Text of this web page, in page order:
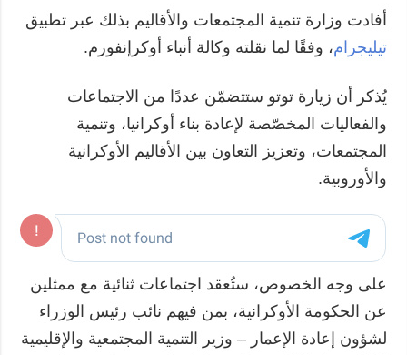
أفادت وزارة تنمية المجتمعات والأقاليم بذلك عبر تطبيق
تيليجرام، وفقًا لما نقلته وكالة أنباء أوكرإنفورم.
يُذكر أن زيارة توتو ستتضمّن عددًا من الاجتماعات
والفعاليات المخصّصة لإعادة بناء أوكرانيا، وتنمية
المجتمعات، وتعزيز التعاون بين الأقاليم الأوكرانية
والأوروبية.
على وجه الخصوص، ستُعقد اجتماعات ثنائية مع ممثلين
عن الحكومة الأوكرانية، بمن فيهم نائب رئيس الوزراء
لشؤون إعادة الإعمار – وزير التنمية المجتمعية والإقليمية